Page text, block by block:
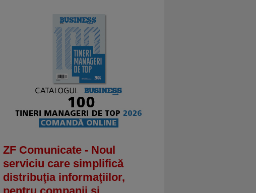
ZF Comunicate - Noul
serviciu care simplifică
distribuţia informaţiilor,